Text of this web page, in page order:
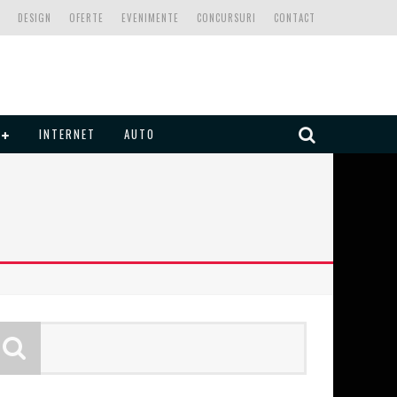
CONTACT
CONCURSURI
EVENIMENTE
OFERTE
DESIGN
INTERNET AUTO